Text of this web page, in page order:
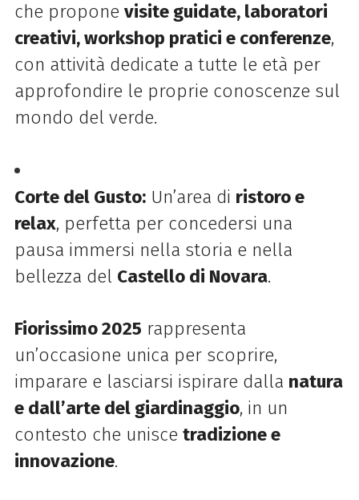
che propone visite guidate, laboratori
creativi, workshop pratici e conferenze,
con attività dedicate a tutte le età per
approfondire le proprie conoscenze sul
mondo del verde.
Corte del Gusto:Un’area di ristoro e
relax, perfetta per concedersi una
pausa immersi nella storia e nella
bellezza del Castello di Novara.
Fiorissimo 2025 rappresenta
un’occasione unica per scoprire,
imparare e lasciarsi ispirare dalla natura
e dall’arte del giardinaggio, in un
contesto che unisce tradizione e
innovazione.